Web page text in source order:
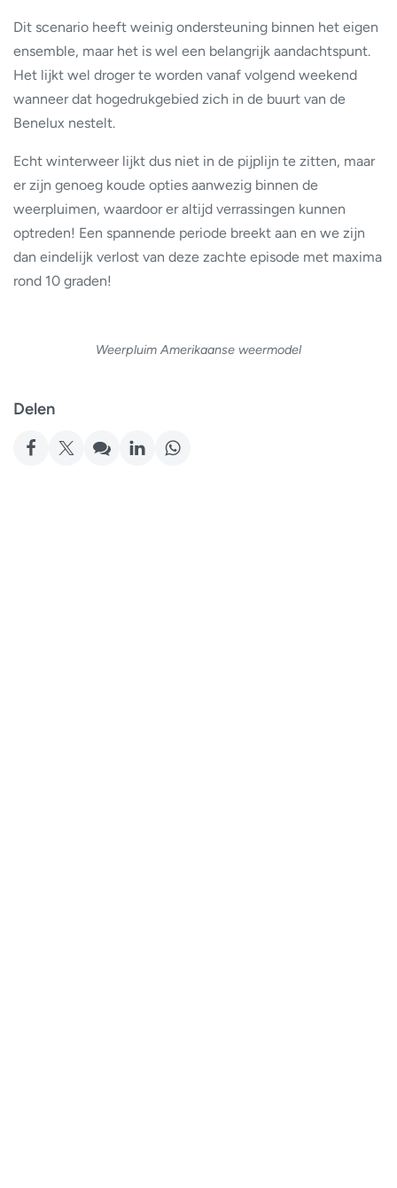
Dit scenario heeft weinig ondersteuning binnen het eigen
ensemble, maar het is wel een belangrijk aandachtspunt.
Het lijkt wel droger te worden vanaf volgend weekend
wanneer dat hogedrukgebied zich in de buurt van de
Benelux nestelt.
Echt winterweer lijkt dus niet in de pijplijn te zitten, maar
er zijn genoeg koude opties aanwezig binnen de
weerpluimen, waardoor er altijd verrassingen kunnen
optreden! Een spannende periode breekt aan en we zijn
dan eindelijk verlost van deze zachte episode met maxima
rond 10 graden!
Weerpluim Amerikaanse weermodel
Delen